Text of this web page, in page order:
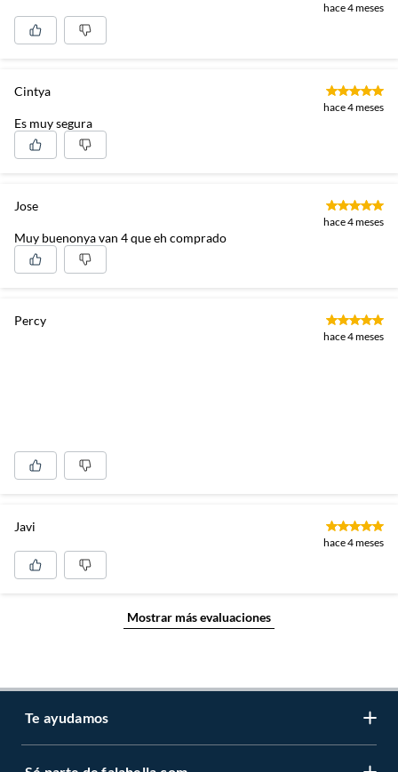
hace 4 meses
Cintya
hace 4 meses
Es muy segura
Jose
hace 4 meses
Muy buenonya van 4 que eh comprado
Percy
hace 4 meses
Javi
hace 4 meses
Mostrar más evaluaciones
Te ayudamos